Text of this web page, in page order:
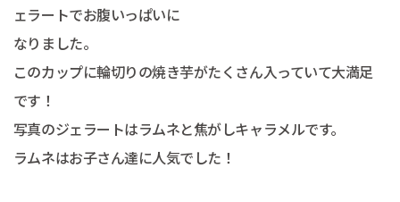
ェラートでお腹いっぱいに
なりました。
このカップに輪切りの焼き芋がたくさん入っていて大満足
です！
写真のジェラートはラムネと焦がしキャラメルです。
ラムネはお子さん達に人気でした！